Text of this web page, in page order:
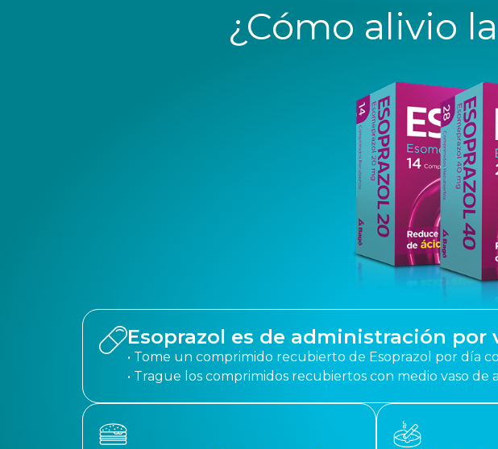
¿Cómo alivio
Esoprazol es de administración por
• Tome un comprimido recubierto de Esoprazol por día
• Trague los comprimidos recubiertos con medio vaso